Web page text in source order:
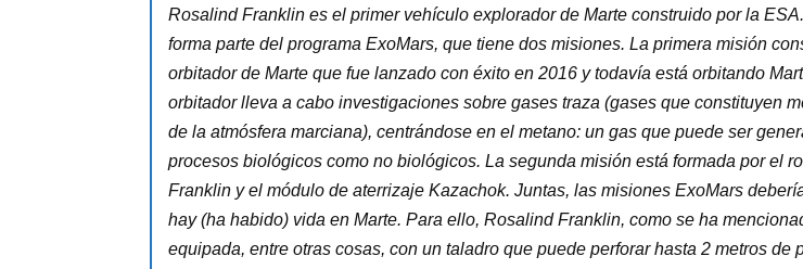
Rosalind Franklin es el primer vehículo explorador de Marte construido por la
forma parte del programa ExoMars, que tiene dos misiones. La primera misión
orbitador de Marte que fue lanzado con éxito en 2016 y todavía está orbitando
orbitador lleva a cabo investigaciones sobre gases traza (gases que constituyen
de la atmósfera marciana), centrándose en el metano: un gas que puede ser
procesos biológicos como no biológicos. La segunda misión está formada por el
Franklin y el módulo de aterrizaje Kazachok. Juntas, las misiones ExoMars
hay (ha habido) vida en Marte. Para ello, Rosalind Franklin, como se ha
equipada, entre otras cosas, con un taladro que puede perforar hasta 2 metros de